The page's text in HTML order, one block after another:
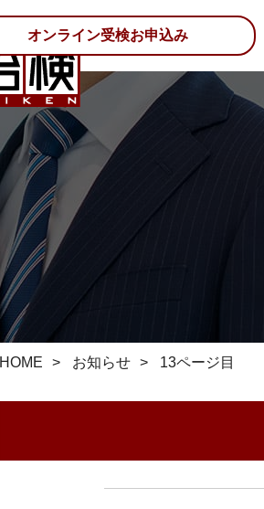
HOME お知らせ 13ページ目
オンライン受検お申込み